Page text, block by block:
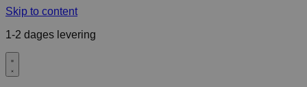
Skip to content
1-2 dages levering